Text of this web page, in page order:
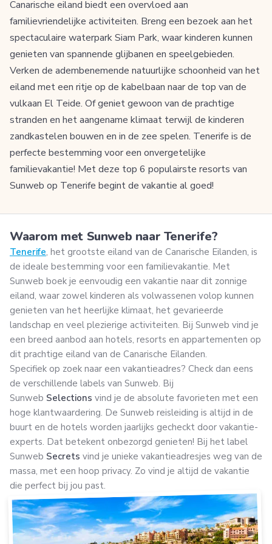
Canarische eiland biedt een overvloed aan
familievriendelijke activiteiten. Breng een bezoek aan het
spectaculaire waterpark Siam Park, waar kinderen kunnen
genieten van spannende glijbanen en speelgebieden.
Verken de adembenemende natuurlijke schoonheid van het
eiland met een ritje op de kabelbaan naar de top van de
vulkaan El Teide. Of geniet gewoon van de prachtige
stranden en het aangename klimaat terwijl de kinderen
zandkastelen bouwen en in de zee spelen. Tenerife is de
perfecte bestemming voor een onvergetelijke
familievakantie! Met deze top 6 populairste resorts van
Sunweb op Tenerife begint de vakantie al goed!
Waarom met Sunweb naar Tenerife?
Tenerife, het grootste eiland van de Canarische Eilanden, is
de ideale bestemming voor een familievakantie. Met
Sunweb boek je eenvoudig een vakantie naar dit zonnige
eiland, waar zowel kinderen als volwassenen volop kunnen
genieten van het heerlijke klimaat, het gevarieerde
landschap en veel plezierige activiteiten. Bij Sunweb vind je
een breed aanbod aan hotels, resorts en appartementen op
dit prachtige eiland van de Canarische Eilanden.
Specifiek op zoek naar een vakantieadres? Check dan eens
de verschillende labels van Sunweb. Bij
Sunweb Selections vind je de absolute favorieten met een
hoge klantwaardering. De Sunweb reisleiding is altijd in de
buurt en de hotels worden jaarlijks gecheckt door vakantie-
experts. Dat betekent onbezorgd genieten! Bij het label
Sunweb Secrets vind je unieke vakantieadresjes weg van de
massa, met een hoop privacy. Zo vind je altijd de vakantie
die perfect bij jou past.